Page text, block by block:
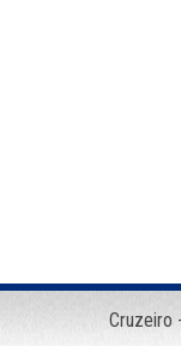
Cruzeiro